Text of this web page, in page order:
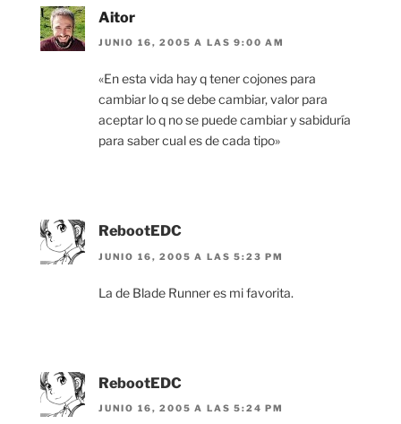
Aitor
JUNIO 16, 2005 A LAS 9:00 AM
«En esta vida hay q tener cojones para
cambiar lo q se debe cambiar, valor para
aceptar lo q no se puede cambiar y sabiduría
para saber cual es de cada tipo»
RebootEDC
JUNIO 16, 2005 A LAS 5:23 PM
La de Blade Runner es mi favorita.
RebootEDC
JUNIO 16, 2005 A LAS 5:24 PM